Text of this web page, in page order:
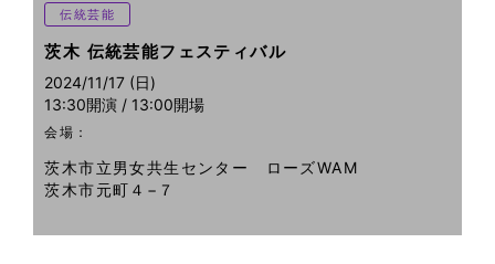
伝統芸能
茨木 伝統芸能フェスティバル
2024/11/17 (日)
13:30開演 / 13:00開場
会場：
茨木市立男女共生センター ローズWAM
茨木市元町４−７